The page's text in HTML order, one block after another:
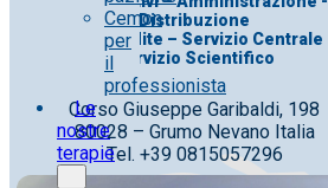
Cemon
per
il
professionista
Le
nostre
terapie
Distribuzione
Uff. Vendite – Servizio Centrale
Servizio Scientifico
Corso Giuseppe Garibaldi, 198
80028 – Grumo Nevano Italia
Tel. +39 0815057296